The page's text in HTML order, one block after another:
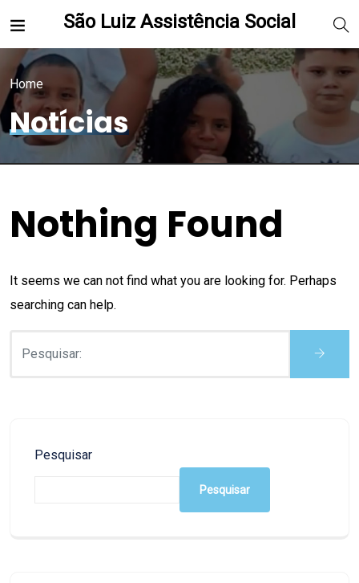
São Luiz Assistência Social
Home
Notícias
Nothing Found
It seems we can not find what you are looking for. Perhaps
searching can help.
Pesquisar
Pesquisar